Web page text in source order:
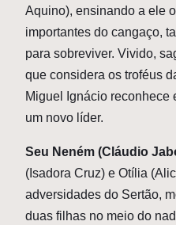
Aquino), ensinando a ele
importantes do cangaço,
para sobreviver. Vivido,
que considera os troféus
Miguel Ignácio reconhece
um novo líder.
Seu Neném (Cláudio
(Isadora Cruz) e Otília
adversidades do Sertão,
duas filhas no meio do